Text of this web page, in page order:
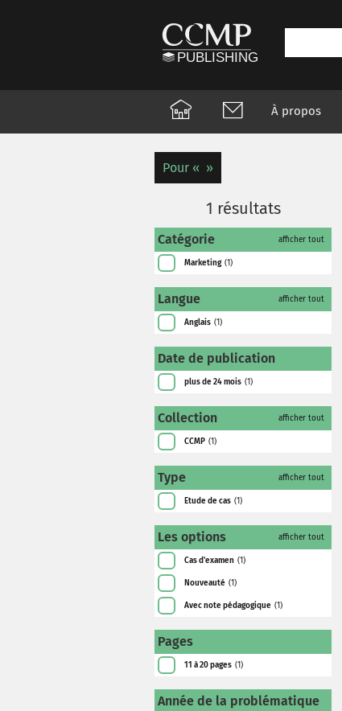
À propos
Pour
1 résultats
Catégorie afficher tout
Marketing (1)
Langue afficher tout
Anglais (1)
Date de publication
plus de 24 mois (1)
Collection afficher tout
CCMP (1)
Type afficher tout
Etude de cas (1)
Les options afficher tout
Cas d'examen (1)
Nouveauté (1)
Avec note pédagogique (1)
Pages
11 à 20 pages (1)
Année de la problématique